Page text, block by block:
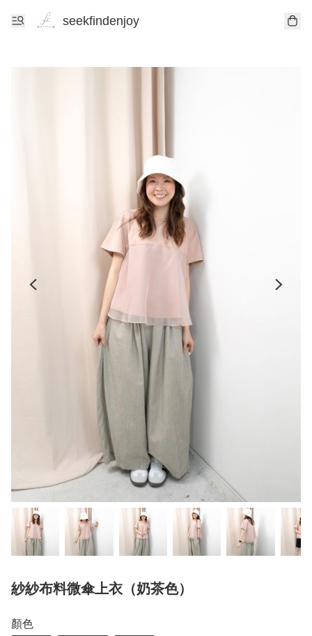
seekfindenjoy
紗紗布料微傘上衣（奶茶色）
顏色